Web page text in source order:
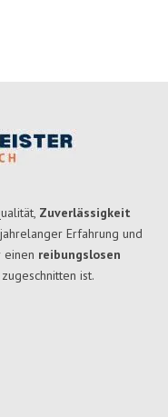
Zuverlässigkeit
Erfahrung und
einen reibungslosen
ist.